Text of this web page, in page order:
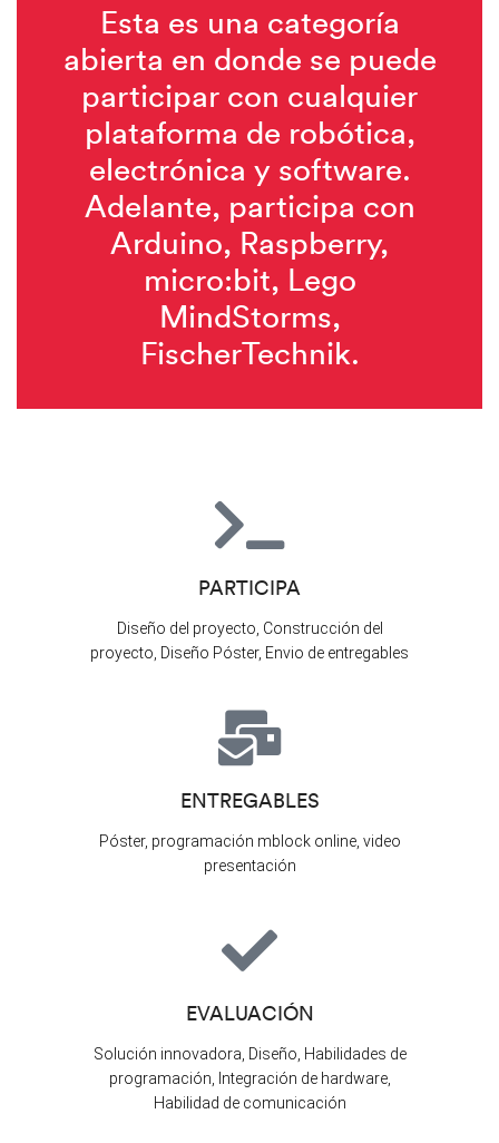
Esta es una categoría
abierta en donde se puede
participar con cualquier
plataforma de robótica,
electrónica y software.
Adelante, participa con
Arduino, Raspberry,
micro:bit, Lego
MindStorms,
FischerTechnik.
PARTICIPA
Diseño del proyecto, Construcción del
proyecto, Diseño Póster, Envio de entregables
ENTREGABLES
Póster, programación mblock online, video
presentación
EVALUACIÓN
Solución innovadora, Diseño, Habilidades de
programación, Integración de hardware,
Habilidad de comunicación